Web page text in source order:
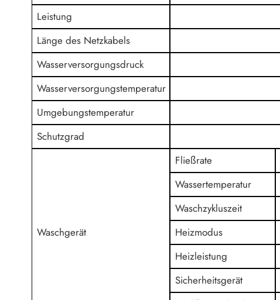
Leistung
Länge des Netzkabels
Wasserversorgungsdruck
Wasserversorgungstemperatur
Umgebungstemperatur
Schutzgrad
Waschgerät
Fließrate
Wassertemperatur
Waschzykluszeit
Heizmodus
Heizleistung
Sicherheitsgerät